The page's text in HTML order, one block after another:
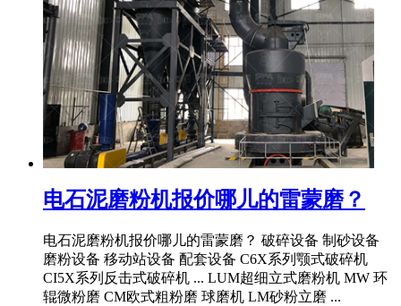
电石泥磨粉机报价哪儿的雷蒙磨？
电石泥磨粉机报价哪儿的雷蒙磨？ 破碎设备 制砂设备
磨粉设备 移动站设备 配套设备 C6X系列颚式破碎机
CI5X系列反击式破碎机 ... LUM超细立式磨粉机 MW 环
辊微粉磨 CM欧式粗粉磨 球磨机 LM砂粉立磨 ...